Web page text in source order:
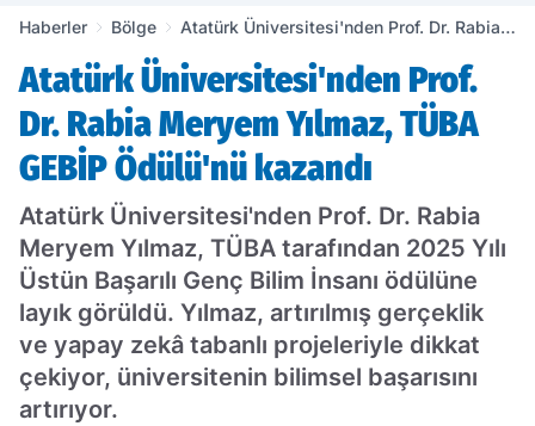
Haberler Bölge
Atatürk Üniversitesi'nden Prof. Dr. Rabia
kazandı
Atatürk Üniversitesi'nden Prof.
Dr. Rabia Meryem Yılmaz, TÜBA
GEBİP Ödülü'nü kazandı
Atatürk Üniversitesi'nden Prof. Dr. Rabia
Meryem Yılmaz, TÜBA tarafından 2025 Yılı
Üstün Başarılı Genç Bilim İnsanı ödülüne
layık görüldü. Yılmaz, artırılmış gerçeklik
ve yapay zekâ tabanlı projeleriyle dikkat
çekiyor, üniversitenin bilimsel başarısını
artırıyor.